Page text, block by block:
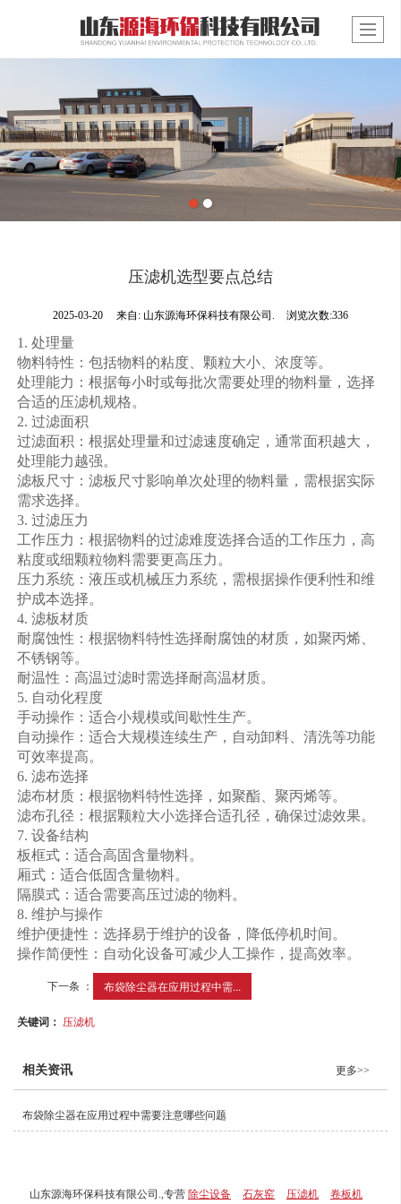
压滤机选型要点总结
2025-03-20 来自: 山东源海环保科技有限公司. 浏览次数:336
1. 处理量
物料特性：包括物料的粘度、颗粒大小、浓度等。
处理能力：根据每小时或每批次需要处理的物料量，选择
合适的压滤机规格。
2. 过滤面积
过滤面积：根据处理量和过滤速度确定，通常面积越大，
处理能力越强。
滤板尺寸：滤板尺寸影响单次处理的物料量，需根据实际
需求选择。
3. 过滤压力
工作压力：根据物料的过滤难度选择合适的工作压力，高
粘度或细颗粒物料需要更高压力。
压力系统：液压或机械压力系统，需根据操作便利性和维
护成本选择。
4. 滤板材质
耐腐蚀性：根据物料特性选择耐腐蚀的材质，如聚丙烯、
不锈钢等。
耐温性：高温过滤时需选择耐高温材质。
5. 自动化程度
手动操作：适合小规模或间歇性生产。
自动操作：适合大规模连续生产，自动卸料、清洗等功能
可效率提高。
6. 滤布选择
滤布材质：根据物料特性选择，如聚酯、聚丙烯等。
滤布孔径：根据颗粒大小选择合适孔径，确保过滤效果。
7. 设备结构
板框式：适合高固含量物料。
厢式：适合低固含量物料。
隔膜式：适合需要高压过滤的物料。
8. 维护与操作
维护便捷性：选择易于维护的设备，降低停机时间。
操作简便性：自动化设备可减少人工操作，提高效率。
下一条 ： 布袋除尘器在应用过程中需...
关键词： 压滤机
相关资讯 更多>>
布袋除尘器在应用过程中需要注意哪些问题
山东源海环保科技有限公司.,专营 除尘设备 石灰窑 压滤机 卷板机